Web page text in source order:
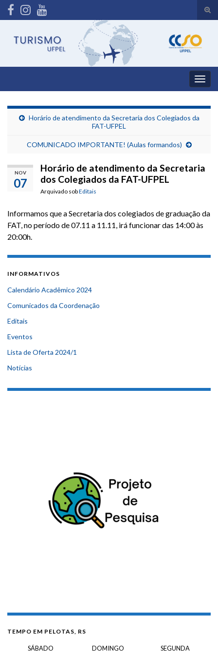
Horário de atendimento da Secretaria dos Colegiados da
FAT-UFPEL
COMUNICADO IMPORTANTE! (Aulas formandos)
NOV
07
Horário de atendimento da Secretaria
dos Colegiados da FAT-UFPEL
Arquivado sobEditais
Informamos que a Secretaria dos colegiados de graduação da
FAT, no período de 07.11 a 11.11, irá funcionar das 14:00 às
20:00h.
INFORMATIVOS
Calendário Acadêmico 2024
Comunicados da Coordenação
Editais
Eventos
Lista de Oferta 2024/1
Notícias
TEMPO EM PELOTAS, RS
SÁBADO DOMINGO SEGUNDA